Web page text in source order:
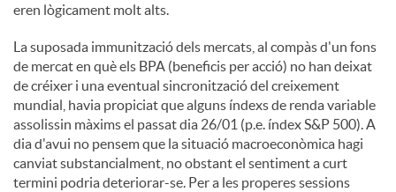
u
t
s
eren lògicament molt alts.
La suposada immunització dels mercats, al compàs d'un fons
de mercat en què els BPA (beneficis per acció) no han deixat
de créixer i una eventual sincronització del creixement
mundial, havia propiciat que alguns índexs de renda variable
assolissin màxims el passat dia 26/01 (p.e. índex S&P 500). A
dia d'avui no pensem que la situació macroeconòmica hagi
canviat substancialment, no obstant el sentiment a curt
termini podria deteriorar-se. Per a les properes sessions